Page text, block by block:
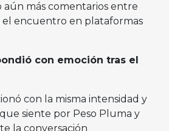
aún más comentarios entre
el encuentro en plataformas
con emoción tras el
con la misma intensidad y
siente por Peso Pluma y
la conversación